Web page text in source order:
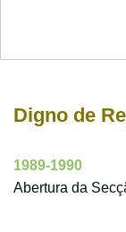
Digno de
1989-1990
Abertura da